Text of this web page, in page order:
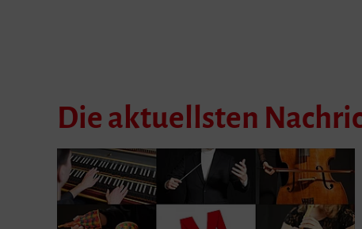
Die aktuellsten